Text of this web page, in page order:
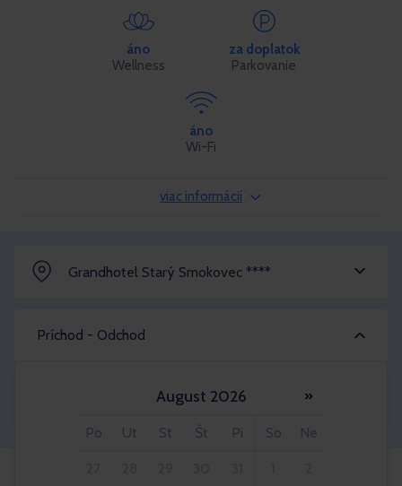
áno
Wellness
za doplatok
Parkovanie
áno
Wi-Fi
viac informácií
Grandhotel Starý Smokovec ****
Príchod - Odchod
August 2026 »
Po Ut St Št Pi So Ne